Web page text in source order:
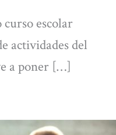
escolar
actividades del
a poner […]